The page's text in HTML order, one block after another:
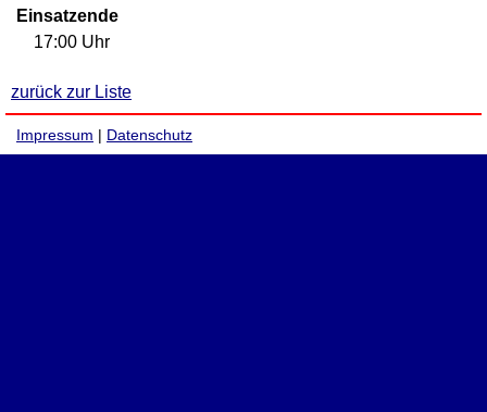
Einsatzende
17:00 Uhr
zurück zur Liste
Impressum | Datenschutz